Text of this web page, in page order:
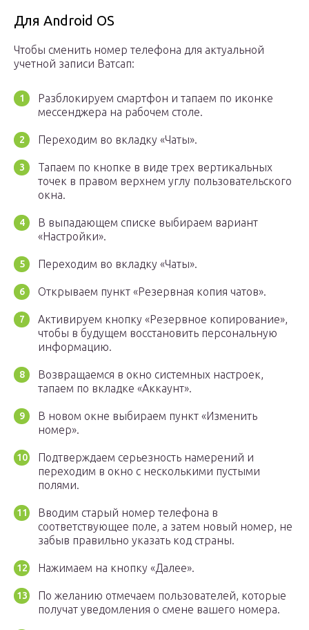
Для Android OS
Чтобы сменить номер телефона для актуальной
учетной записи Ватсап:
Разблокируем смартфон и тапаем по иконке
мессенджера на рабочем столе.
Переходим во вкладку «Чаты».
Тапаем по кнопке в виде трех вертикальных
точек в правом верхнем углу пользовательского
окна.
В выпадающем списке выбираем вариант
«Настройки».
Переходим во вкладку «Чаты».
Открываем пункт «Резервная копия чатов».
Активируем кнопку «Резервное копирование»,
чтобы в будущем восстановить персональную
информацию.
Возвращаемся в окно системных настроек,
тапаем по вкладке «Аккаунт».
В новом окне выбираем пункт «Изменить
номер».
Подтверждаем серьезность намерений и
переходим в окно с несколькими пустыми
полями.
Вводим старый номер телефона в
соответствующее поле, а затем новый номер, не
забыв правильно указать код страны.
Нажимаем на кнопку «Далее».
По желанию отмечаем пользователей, которые
получат уведомления о смене вашего номера.